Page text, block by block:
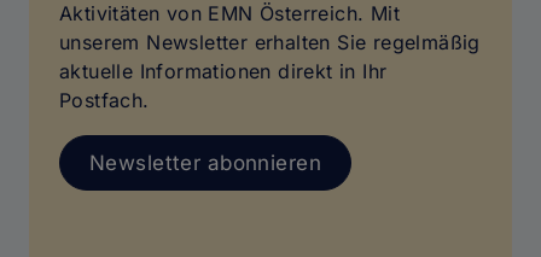
Aktivitäten von EMN Österreich. Mit
unserem Newsletter erhalten Sie regelmäßig
aktuelle Informationen direkt in Ihr
Postfach.
Newsletter abonnieren